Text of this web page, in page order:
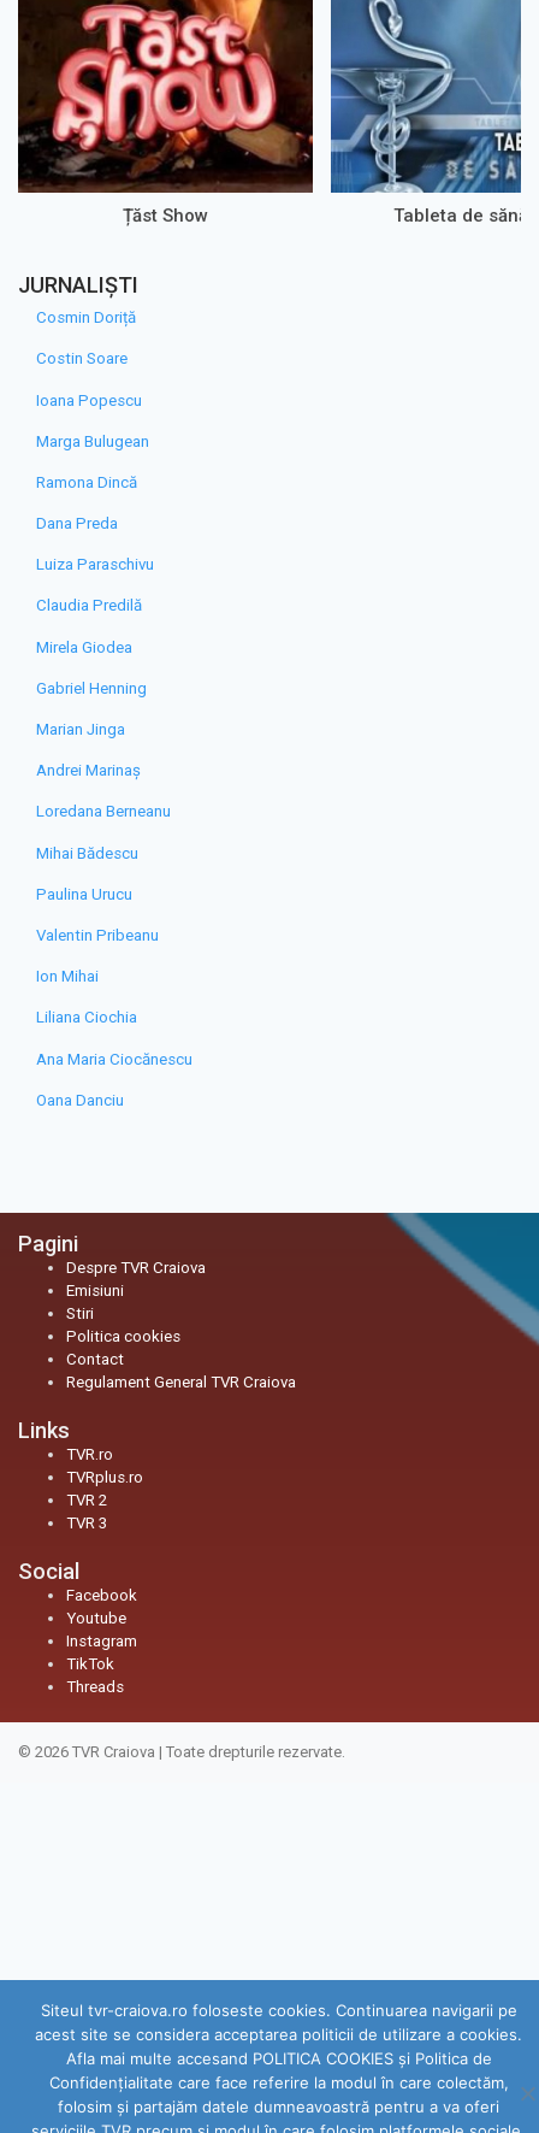
Țăst Show Tableta de
JURNALIȘTI
Cosmin Doriță
Costin Soare
Ioana Popescu
Marga Bulugean
Ramona Dincă
Dana Preda
Luiza Paraschivu
Claudia Predilă
Mirela Giodea
Gabriel Henning
Marian Jinga
Andrei Marinaș
Loredana Berneanu
Mihai Bădescu
Paulina Urucu
Valentin Pribeanu
Ion Mihai
Liliana Ciochia
Ana Maria Ciocănescu
Oana Danciu
Pagini
Despre TVR Craiova
Emisiuni
Stiri
Politica cookies
Contact
Regulament General TVR Craiova
Links
TVR.ro
TVRplus.ro
TVR 2
TVR 3
Social
Facebook
Youtube
Instagram
TikTok
Threads
© 2026 TVR Craiova | Toate drepturile rezervate.
Siteul tvr-craiova.ro foloseste cookies. Continuarea navigarii pe
acest site se considera acceptarea politicii de utilizare a cookies.
Afla mai multe accesand POLITICA COOKIES și Politica de
Confidenţialitate care face referire la modul în care colectăm,
folosim şi partajăm datele dumneavoastră pentru a va oferi